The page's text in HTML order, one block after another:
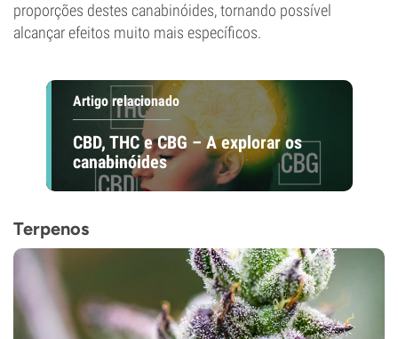
proporções destes canabinóides, tornando possível
alcançar efeitos muito mais específicos.
Artigo relacionado
CBD, THC e CBG – A explorar os
canabinóides
Terpenos